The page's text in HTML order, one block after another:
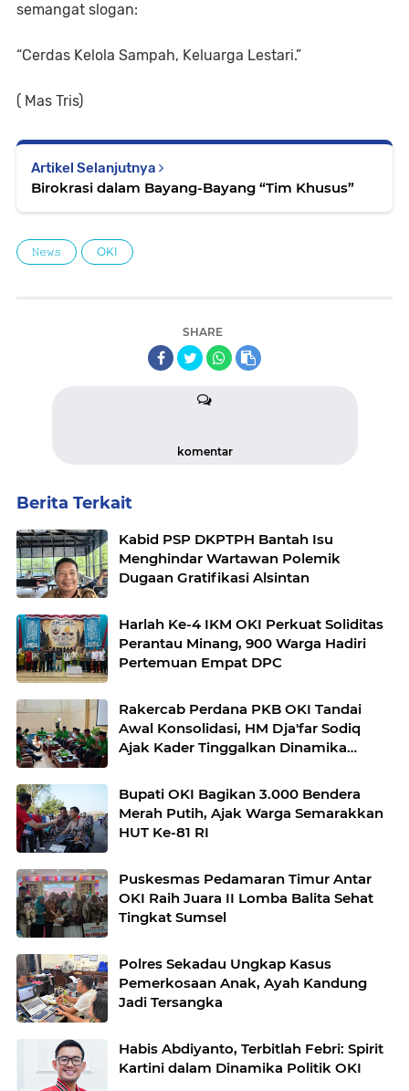
semangat slogan:
“Cerdas Kelola Sampah, Keluarga Lestari.”
( Mas Tris)
Artikel Selanjutnya
Birokrasi dalam Bayang-Bayang “Tim Khusus”
𝙽𝚎𝚠𝚜 OKI
SHARE
komentar
Berita Terkait
Kabid PSP DKPTPH Bantah Isu
Menghindar Wartawan Polemik
Dugaan Gratifikasi Alsintan
Harlah Ke-4 IKM OKI Perkuat Soliditas
Perantau Minang, 900 Warga Hadiri
Pertemuan Empat DPC
Rakercab Perdana PKB OKI Tandai
Awal Konsolidasi, HM Dja'far Sodiq
Ajak Kader Tinggalkan Dinamika
Bupati OKI Bagikan 3.000 Bendera
Merah Putih, Ajak Warga Semarakkan
HUT Ke-81 RI
Puskesmas Pedamaran Timur Antar
OKI Raih Juara II Lomba Balita Sehat
Tingkat Sumsel
Polres Sekadau Ungkap Kasus
Pemerkosaan Anak, Ayah Kandung
Jadi Tersangka
Habis Abdiyanto, Terbitlah Febri: Spirit
Kartini dalam Dinamika Politik OKI